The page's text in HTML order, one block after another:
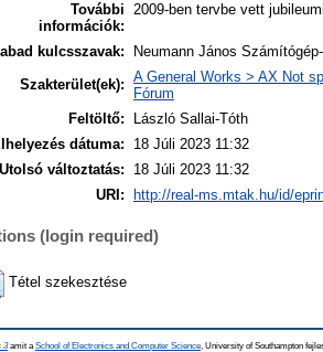
További
információk:
2009-ben tervbe vett
kulcsszavak:
Neumann János
Szakterület(ek): A General Works > AX Not
Fórum
Feltöltő:
László Sallai-Tóth
dátuma:
18 Júli 2023 11:32
Utolsó változtatás:
18 Júli 2023 11:32
URI:
http://real-ms.mtak.hu/id/
(login required)
Tétel szekesztése
3amit a School of Electronics and Computer Science , University of Southampton